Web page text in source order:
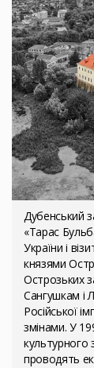
Дубенський
«Тарас
України і
князями
Острозьких
Сангушкам і
Російської
змінами. У
культурного
проводять